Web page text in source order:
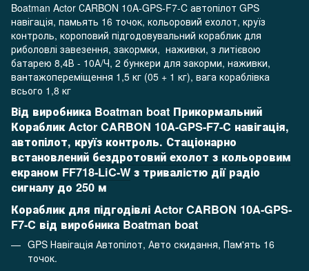
Boatman Actor СARBON 10A-GPS-F7-C автопілот GPS
навігація, памьять 16 точок, кольоровий ехолот, круїз
контроль, короповий підгодовувальний кораблик для
риболовлі завезення, закормки, наживки, з литієвою
батарею 8,4В - 10А/Ч, 2 бункери для закорми, наживки,
вантажопереміщення 1,5 кг (05 + 1 кг), вага кораблівка
всього 1,8 кг
Від виробника Boatman boat Прикормальний
Кораблик Actor CARBON 10A-GPS-F7-C навігація,
автопілот, круїз контроль. Стаціонарно
встановлений бездротовий ехолот з кольоровим
екраном FF718-LiC-Wз тривалістю дії радіо
сигналу до 250 м
Кораблик для підгодівлі Actor CARBON 10A-GPS-
F7-C від виробника Boatman boat
GPS Навігація Автопілот, Авто скидання, Пам'ять 16
точок.